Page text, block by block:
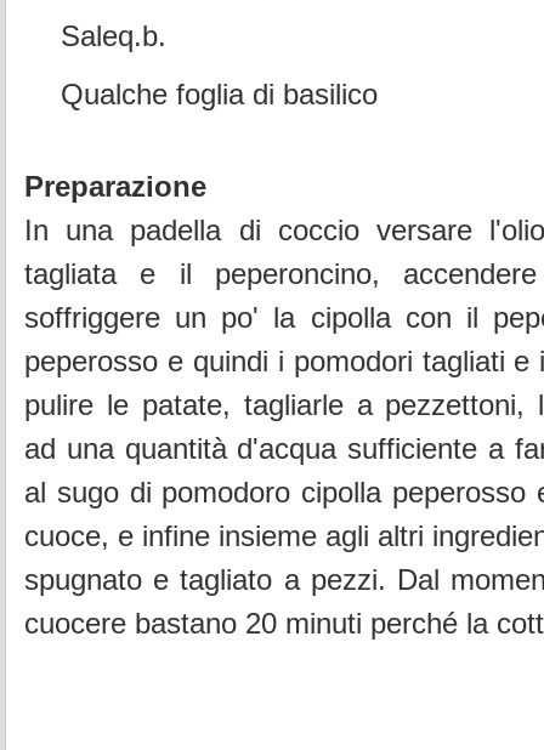
Saleq.b.
Qualche foglia di basilico
Preparazione
In una padella di coccio versare
tagliata e il peperoncino,
soffriggere un po' la cipolla con il
peperosso e quindi i pomodori tagliati e
pulire le patate, tagliarle a pezzettoni,
ad una quantità d'acqua sufficiente a
al sugo di pomodoro cipolla peperosso
cuoce, e infine insieme agli altri
spugnato e tagliato a pezzi. Dal
cuocere bastano 20 minuti perché la